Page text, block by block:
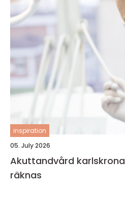
inspiration
05. July 2026
Akuttandvård karlskrona när varje minut
räknas